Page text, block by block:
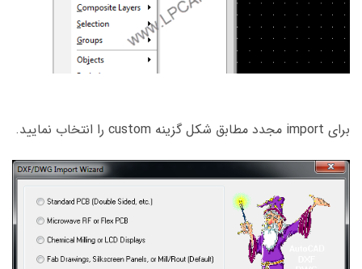
برای import مجدد مطابق شکل گزینه custom را انتخاب نمایید.